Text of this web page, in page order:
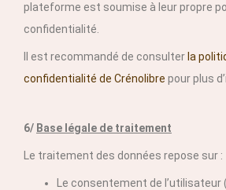
plateforme est soumise à leur propre
confidentialité.
Il est recommandé de consulter la
confidentialité de Crénolibre pour plus
6/ Base légale de traitement
Le traitement des données repose sur :
Le consentement de